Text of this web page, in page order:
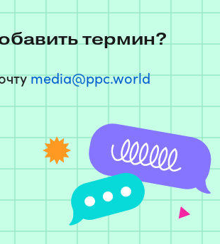
термин?
media@ppc.world